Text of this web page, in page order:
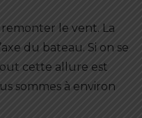
remonter le vent. La
du bateau. Si on se
cette allure est
sommes à environ